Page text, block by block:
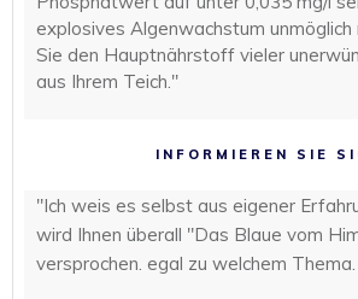
explosives Algenwachstum
Sie den Hauptnährstoff vieler
aus Ihrem Teich."
INFORMIEREN SIE
"Ich weis es selbst aus eigener
wird Ihnen überall "Das Blaue vom
versprochen. egal zu welchem Thema.